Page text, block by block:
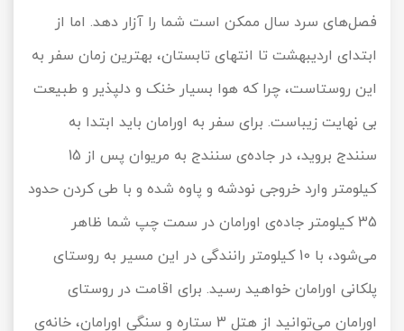
فصل‌های سرد سال ممکن است شما را آزار دهد. اما از
ابتدای اردیبهشت تا انتهای تابستان، بهترین زمان سفر به
این روستاست، چرا که هوا بسیار خنک و دلپذیر و طبیعت
بی نهایت زیباست. برای سفر به اورامان باید ابتدا به
سنندج بروید، در جاده‌ی سنندج به مریوان پس از 15
کیلومتر وارد خروجی نودشه و پاوه شده و با طی کردن حدود
35 کیلومتر جاده‌ی اورامان در سمت چپ شما ظاهر
می‌شود، با 10 کیلومتر رانندگی در این مسیر به روستای
پلکانی اورامان خواهید رسید. برای اقامت در روستای
اورامان می‌توانید از هتل 3 ستاره و سنگیِ اورامان، خانه‌ی